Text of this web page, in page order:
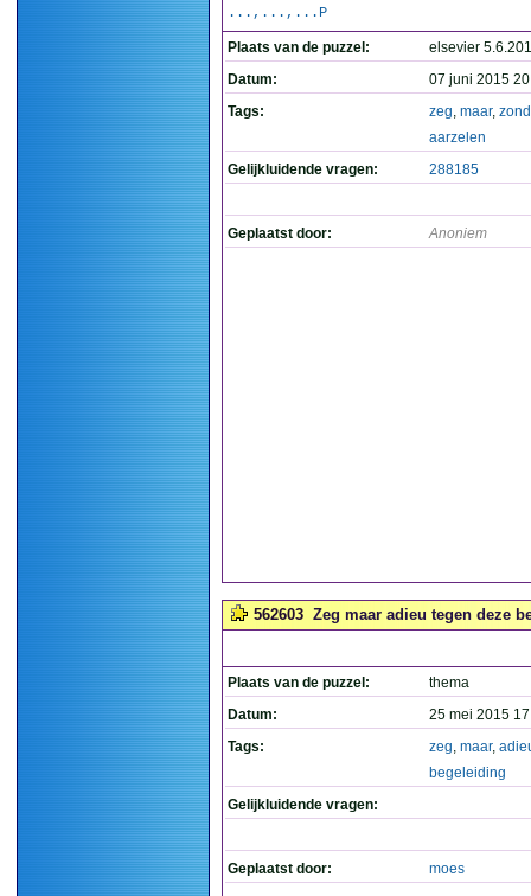
...,...,...P
Plaats van de puzzel:
elsevier
Datum:
07 juni 2015
Tags:
zeg, maar,
aarzelen
Gelijkluidende vragen:
288185
Geplaatst door: Anoniem
562603 Zeg maar adieu tegen deze
Plaats van de puzzel:
thema
Datum:
25 mei 2015
Tags:
zeg, maar,
begeleiding
Gelijkluidende vragen:
Geplaatst door: moes